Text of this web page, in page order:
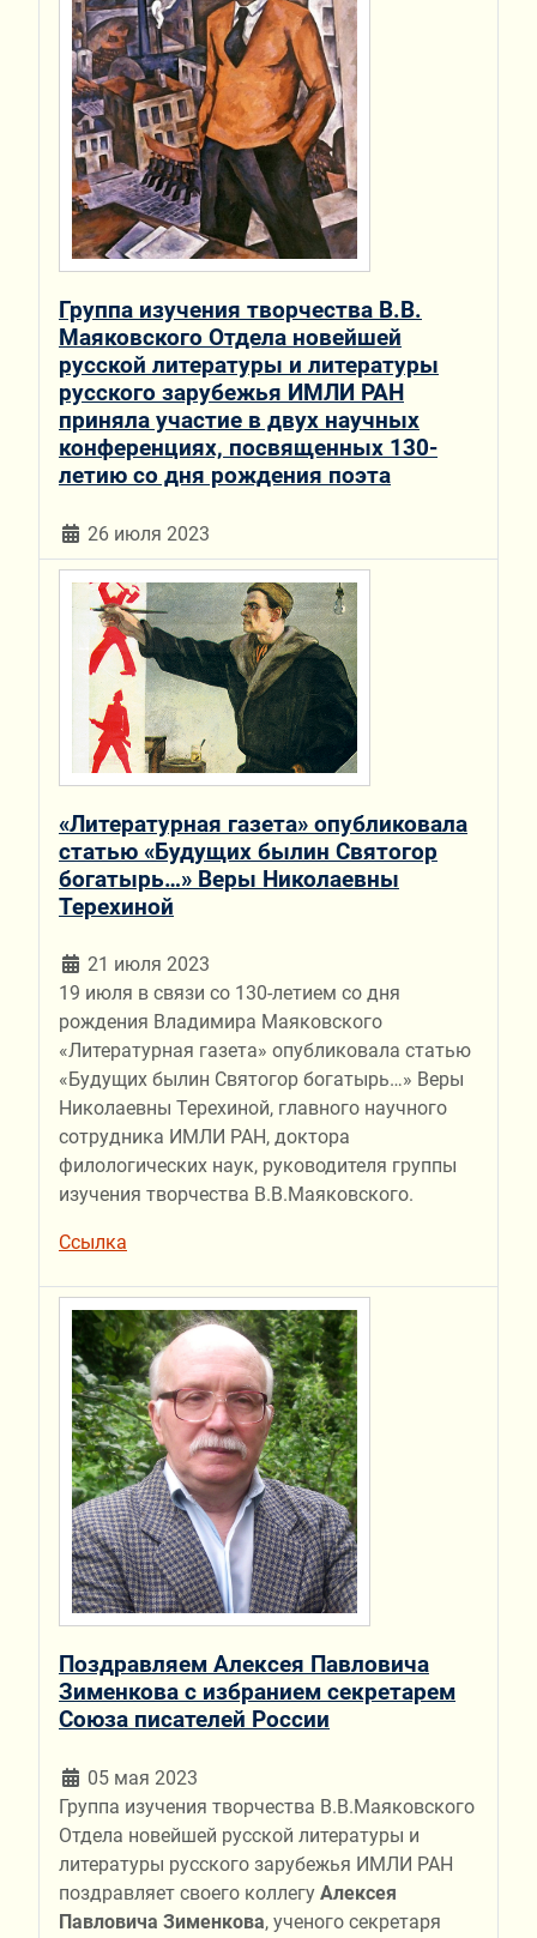
Группа изучения творчества В.В.
Маяковского Отдела новейшей
русской литературы и литературы
русского зарубежья ИМЛИ РАН
приняла участие в двух научных
конференциях, посвященных 130-
летию со дня рождения поэта
26 июля 2023
«Литературная газета» опубликовала
статью «Будущих былин Святогор
богатырь…» Веры Николаевны
Терехиной
21 июля 2023
19 июля в связи со 130-летием со дня
рождения Владимира Маяковского
«Литературная газета» опубликовала статью
«Будущих былин Святогор богатырь…» Веры
Николаевны Терехиной, главного научного
сотрудника ИМЛИ РАН, доктора
филологических наук, руководителя группы
изучения творчества В.В.Маяковского.
Ссылка
Поздравляем Алексея Павловича
Зименкова с избранием секретарем
Союза писателей России
05 мая 2023
Группа изучения творчества В.В.Маяковского
Отдела новейшей русской литературы и
литературы русского зарубежья ИМЛИ РАН
поздравляет своего коллегу Алексея
Павловича Зименкова, ученого секретаря